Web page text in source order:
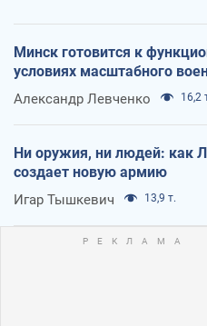
Минск готовится к
условиях масштабного
Александр Левченко 16,2
Ни оружия, ни людей: как
создает новую армию
Игар Тышкевич 13,9 т.